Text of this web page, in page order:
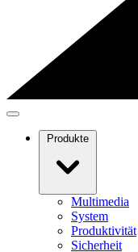
Produkte
Multimedia
System
Produktivität
Sicherheit